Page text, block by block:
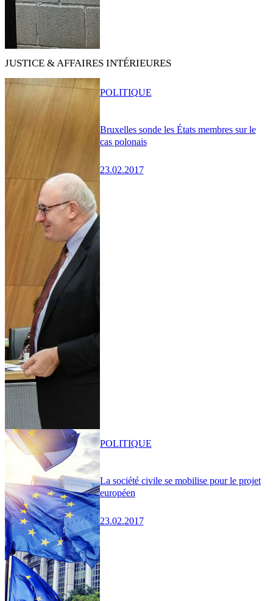
JUSTICE & AFFAIRES INTÉRIEURES
Bruxelles sonde les États membres sur le
cas polonais
23.02.2017
POLITIQUE
La société civile se mobilise pour le projet
européen
23.02.2017
POLITIQUE